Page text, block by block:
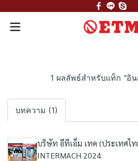
1 ผลลัพธ์สำหรับแท็ก "อิ
บทความ (1)
บริษัท อีทีเอ็ม เทค (ประเทศไท
INTERMACH 2024